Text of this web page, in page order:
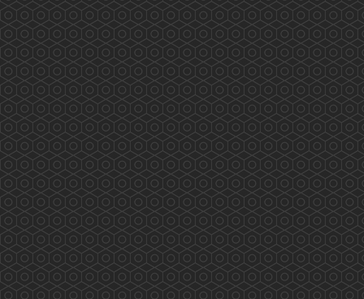
2019施政報告醫療界諮詢會(2019.07.30)
2019施政報告醫療界諮詢會(2019年7月30日) 龐
愛蘭主席代表香港藥學會出席是次諮詢會，以下
是她的發言重點: 因為歷史和不合時宜的法例，
令香港藥劑師不同於外國，專業發揮空間被長期
壓制！身為藥劑師都希望能發揮所長，貢獻社
會，但苦無太多機會。（本地兩間大學藥劑學位
課程均由納稅人資助） 鑒於會上的醫生和護士都
人手短缺，藥劑師是藥物專家，可分擔部分醫療
工...
More
藥劑及毒藥管理局「藥劑師專業發展專案組」 會
議內容重點 (2019.4.2)
2019年4月2日藥劑及毒藥管理局「藥劑師專業發
展專案組」 會議內容重點 會議由8個團體代表
參與，內容主要由局方介紹美國、英國、澳洲、
加拿大、新加坡及中國等地區藥劑師的持續教育
情況及香港藥劑及毒藥管理局、美國、英國、澳
洲、加拿大及中國Pharmacy Council 的情況。
香港藥學會要求Term of Refe...
More